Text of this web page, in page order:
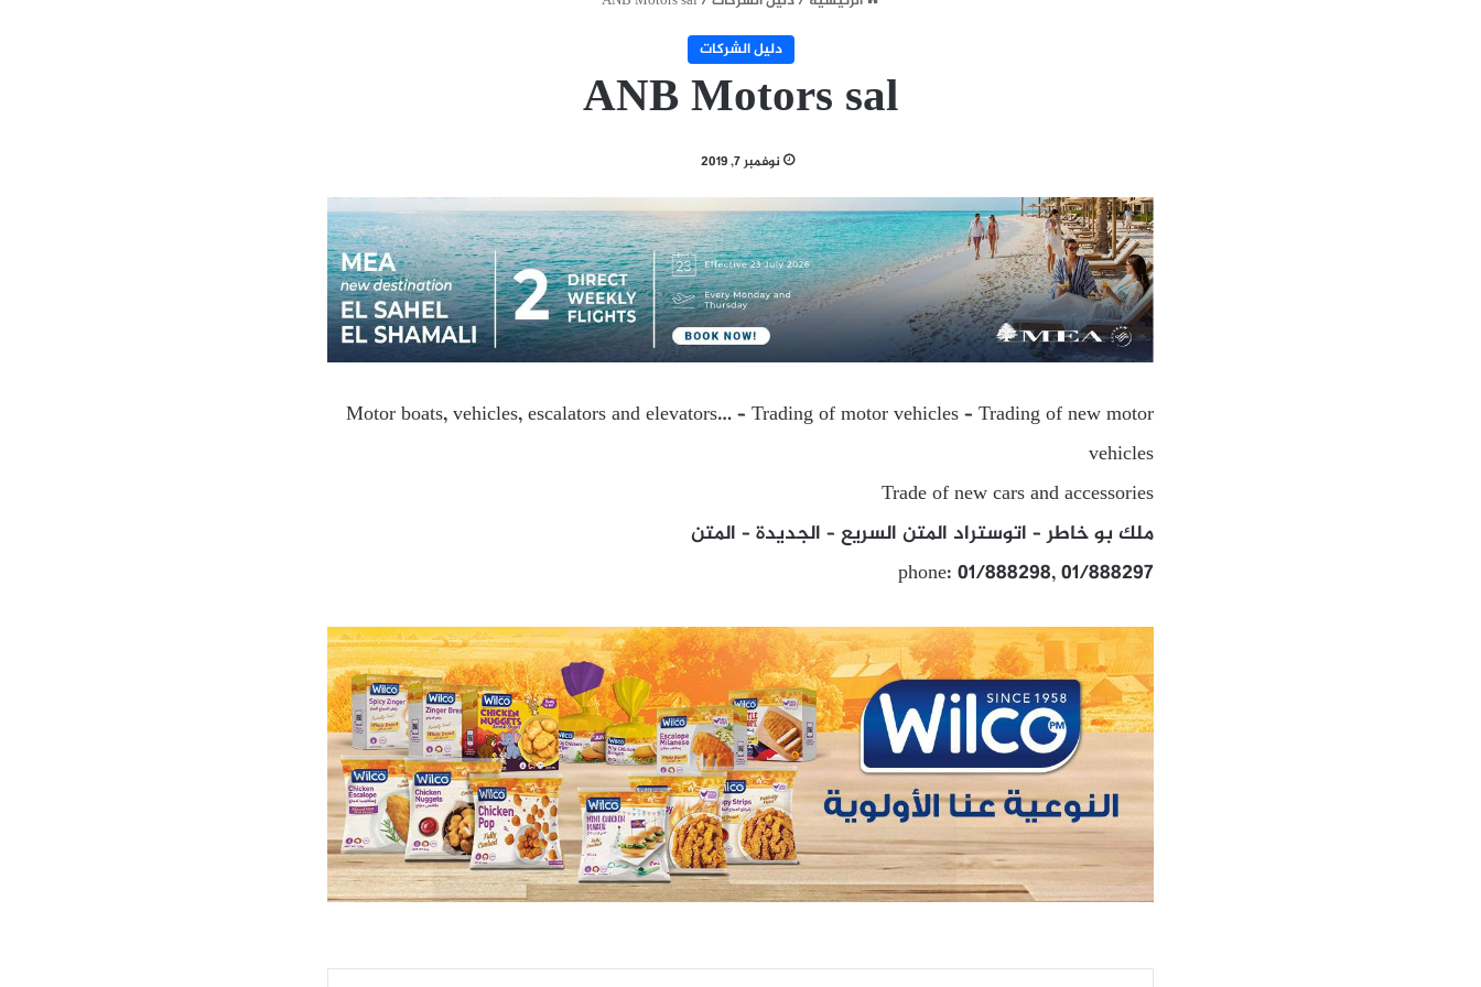
دليل الشركات
ANB Motors sal
نوفمبر 7, 2019
Motor boats, vehicles, escalators and elevators… – Trading of motor vehicles – Trading of new motor
vehicles
Trade of new cars and accessories
ملك بو خاطر – اتوستراد المتن السريع – الجديدة – المتن
phone: 01/888298, 01/888297